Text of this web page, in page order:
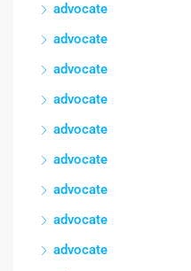
advocate
advocate
advocate
advocate
advocate
advocate
advocate
advocate
advocate